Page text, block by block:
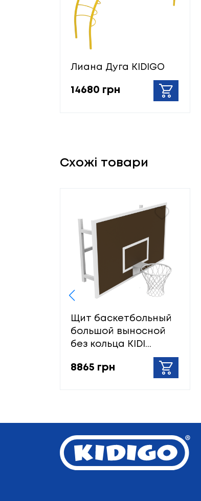
Лиана Дуга KIDIGO
14680 грн
Схожі товари
Щит баскетбольный
большой выносной
без кольца KIDI...
8865 грн